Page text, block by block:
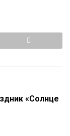
«Солнце